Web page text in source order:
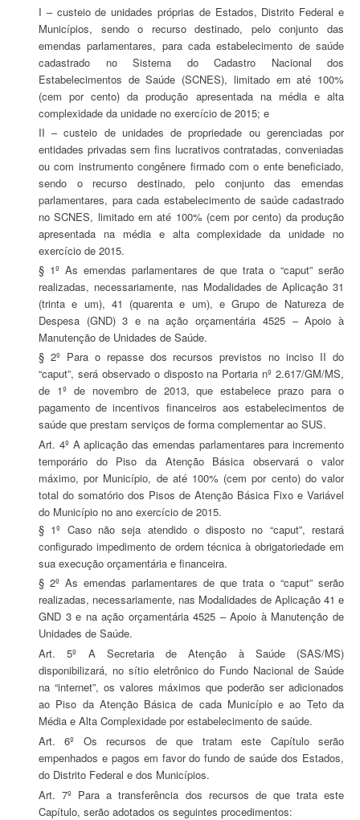
I – custeio de unidades próprias de Estados, Distrito Federal e
Municípios, sendo o recurso destinado, pelo conjunto das
emendas parlamentares, para cada estabelecimento de saúde
cadastrado no Sistema do Cadastro Nacional dos
Estabelecimentos de Saúde (SCNES), limitado em até 100%
(cem por cento) da produção apresentada na média e alta
complexidade da unidade no exercício de 2015; e
II – custeio de unidades de propriedade ou gerenciadas por
entidades privadas sem fins lucrativos contratadas, conveniadas
ou com instrumento congênere firmado com o ente beneficiado,
sendo o recurso destinado, pelo conjunto das emendas
parlamentares, para cada estabelecimento de saúde cadastrado
no SCNES, limitado em até 100% (cem por cento) da produção
apresentada na média e alta complexidade da unidade no
exercício de 2015.
§ 1º As emendas parlamentares de que trata o “caput” serão
realizadas, necessariamente, nas Modalidades de Aplicação 31
(trinta e um), 41 (quarenta e um), e Grupo de Natureza de
Despesa (GND) 3 e na ação orçamentária 4525 – Apoio à
Manutenção de Unidades de Saúde.
§ 2º Para o repasse dos recursos previstos no inciso II do
“caput”, será observado o disposto na Portaria nº 2.617/GM/MS,
de 1º de novembro de 2013, que estabelece prazo para o
pagamento de incentivos financeiros aos estabelecimentos de
saúde que prestam serviços de forma complementar ao SUS.
Art. 4º A aplicação das emendas parlamentares para incremento
temporário do Piso da Atenção Básica observará o valor
máximo, por Município, de até 100% (cem por cento) do valor
total do somatório dos Pisos de Atenção Básica Fixo e Variável
do Município no ano exercício de 2015.
§ 1º Caso não seja atendido o disposto no “caput”, restará
configurado impedimento de ordem técnica à obrigatoriedade em
sua execução orçamentária e financeira.
§ 2º As emendas parlamentares de que trata o “caput” serão
realizadas, necessariamente, nas Modalidades de Aplicação 41 e
GND 3 e na ação orçamentária 4525 – Apoio à Manutenção de
Unidades de Saúde.
Art. 5º A Secretaria de Atenção à Saúde (SAS/MS)
disponibilizará, no sítio eletrônico do Fundo Nacional de Saúde
na “internet”, os valores máximos que poderão ser adicionados
ao Piso da Atenção Básica de cada Município e ao Teto da
Média e Alta Complexidade por estabelecimento de saúde.
Art. 6º Os recursos de que tratam este Capítulo serão
empenhados e pagos em favor do fundo de saúde dos Estados,
do Distrito Federal e dos Municípios.
Art. 7º Para a transferência dos recursos de que trata este
Capítulo, serão adotados os seguintes procedimentos: